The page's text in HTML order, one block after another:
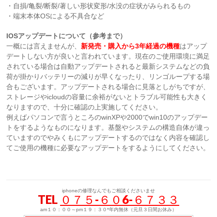
・自損/亀裂/断裂/著しい形状変形/水没の症状がみられるもの
・端末本体OSによる不具合など
IOSアップデートについて（参考まで）
一概には言えませんが、 新発売・購入から3年経過の機種はアップ
デートしない方が良いと言われています。現在のご使用環境に満足
されている場合は自動アップデートされると最新システムなどの負
荷が掛かりバッテリーの減りが早くなったり、リンゴループする場
合もございます。アップデートされる場合に見落としがちですが、
ストレージやicloudの容量に余裕がないとトラブル可能性も大きく
なりますので、十分に確認の上実施してください。
例えばパソコンで言うところのwinXPや2000でwin10のアップデー
トをするようなものになります。基盤やシステムの構造自体が違っ
ていますのでやみくもにアップデートするのではなく内容を確認し
てご使用の機種に必要なアップデートをするようにしてください。
iphoneの修理なんでもご相談くださいませ
TEL ０７５-６０6-６７３３
am１０：００～pm１９：３０*年内無休（元旦３日間お休み）